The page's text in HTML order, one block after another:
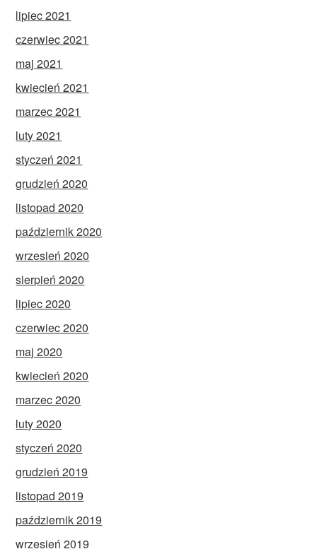
lipiec 2021
czerwiec 2021
maj 2021
kwiecień 2021
marzec 2021
luty 2021
styczeń 2021
grudzień 2020
listopad 2020
październik 2020
wrzesień 2020
sierpień 2020
lipiec 2020
czerwiec 2020
maj 2020
kwiecień 2020
marzec 2020
luty 2020
styczeń 2020
grudzień 2019
listopad 2019
październik 2019
wrzesień 2019